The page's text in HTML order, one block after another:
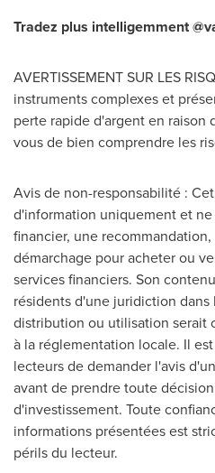
Tradez plus intelligemment
AVERTISSEMENT SUR LES
instruments complexes et
perte rapide d'argent en raison
vous de bien comprendre les
Avis de non-responsabilité :
d'information uniquement et
financier, une
démarchage pour acheter ou
services financiers. Son
résidents d'une juridiction
distribution ou utilisation serait
à la réglementation locale. Il
lecteurs de demander l'avis
avant de prendre toute
d'investissement. Toute
informations présentées est
périls du lecteur.